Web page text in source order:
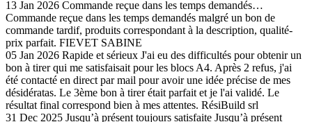
13 Jan 2026 Commande reçue dans les temps demandés…
Commande reçue dans les temps demandés malgré un bon de
commande tardif, produits correspondant à la description, qualité-
prix parfait. FIEVET SABINE
05 Jan 2026 Rapide et sérieux J'ai eu des difficultés pour obtenir un
bon à tirer qui me satisfaisait pour les blocs A4. Après 2 refus, j'ai
été contacté en direct par mail pour avoir une idée précise de mes
désidératas. Le 3ème bon à tirer était parfait et je l'ai validé. Le
résultat final correspond bien à mes attentes. RésiBuild srl
31 Dec 2025 Jusqu’à présent toujours satisfaite Jusqu’à présent